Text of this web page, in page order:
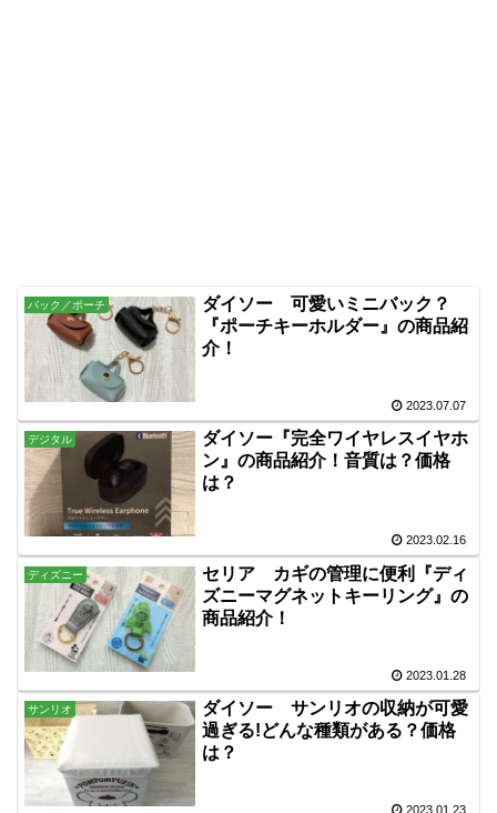
バック／ポーチ
ダイソー 可愛いミニバック？
『ポーチキーホルダー』の商品紹
介！
2023.07.07
デジタル
ダイソー『完全ワイヤレスイヤホ
ン』の商品紹介！音質は？価格
は？
2023.02.16
ディズニー
セリア カギの管理に便利『ディ
ズニーマグネットキーリング』の
商品紹介！
2023.01.28
サンリオ
ダイソー サンリオの収納が可愛
過ぎる!どんな種類がある？価格
は？
2023.01.23